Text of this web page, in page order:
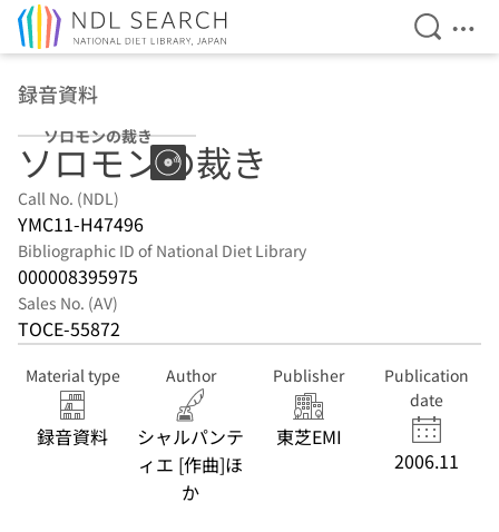
Open
録音資料
ソロモンの裁き
ソロモンの裁き
Call No. (NDL)
YMC11-H47496
Bibliographic ID of National Diet Library
000008395975
Sales No. (AV)
TOCE-55872
Material type
録音資料
Author
シャルパンテ
ィエ [作曲]ほ
か
Publisher
東芝EMI
Publication
date
2006.11